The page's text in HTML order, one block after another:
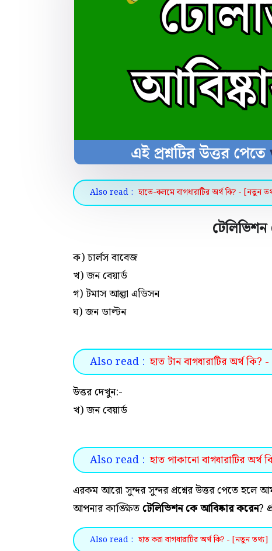
Also read : হাতে-কলমে বাগধারাটির অর্থ কি? - [নতুন
ক) চার্লস বাবেজ
খ) জন বেয়ার্ড
গ) টমাস আল্ভা এডিসন
ঘ) জন ডাল্টন
Also read : হাত টান বাগধারাটির অর্থ
উত্তর দেখুন:-
খ) জন বেয়ার্ড
Also read : হাত পাকানো বাগধারাটির
এরকম আরো সুন্দর সুন্দর প্রশ্নের উত্তর পেতে হলে
আপনার কাঙ্ক্ষিতটেলিভিশন কে আবিষ্কার করেন?
Also read : হাত করা বাগধারাটির অর্থ কি? - [নতুন তথ্য]